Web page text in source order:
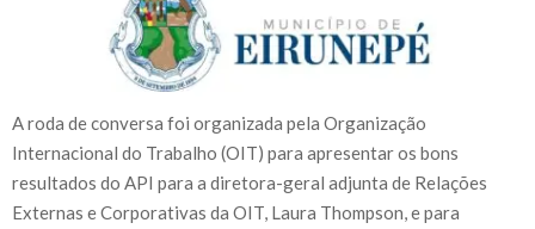
A roda de conversa foi organizada pela Organização
Internacional do Trabalho (OIT) para apresentar os bons
resultados do API para a diretora-geral adjunta de Relações
Externas e Corporativas da OIT, Laura Thompson, e para